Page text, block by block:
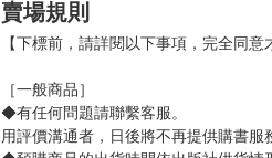
賣場規則
【下標前，請詳閱以下事項，完全同意
［一般商品］
◆有任何問題請聯繫客服。
用評價溝通者，日後將不再提供購書服